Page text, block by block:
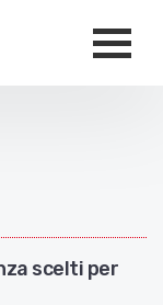
scelti per